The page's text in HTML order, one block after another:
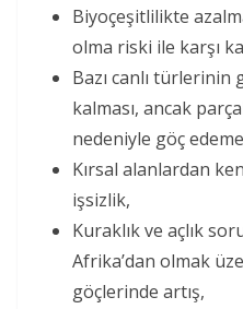
Biyoçeşitlilikte
olma riski ile karşı
Bazı canlı
kalması, ancak
nedeniyle göç
Kırsal alanlardan
işsizlik,
Kuraklık ve açlık
Afrika’dan olmak
göçlerinde artış,